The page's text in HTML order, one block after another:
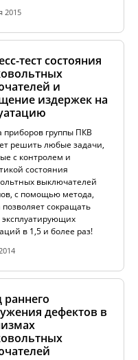
2015
тест состояния
и
издержек на
приборов группы ПКВ
решить любые задачи,
с контролем и
состояния
выключателей
с помощью метода,
позволяет сокращать
эксплуатирующих
в 1,5 и более раз!
дефектов в